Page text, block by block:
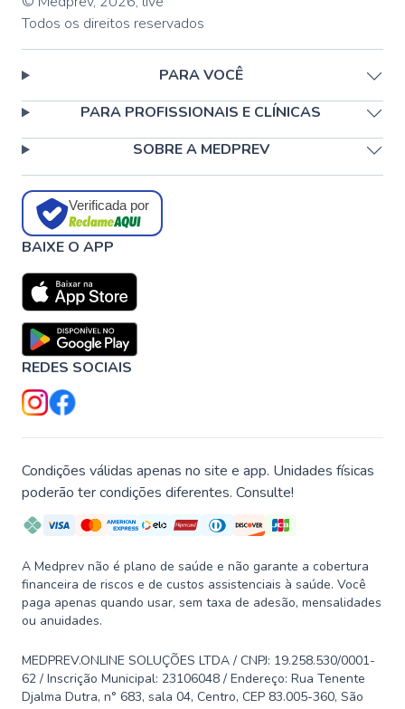
Todos os direitos reservados
PARA VOCÊ
PARA PROFISSIONAIS E CLÍNICAS
SOBRE A MEDPREV
Verificada por
BAIXE O APP
REDES SOCIAIS
Condições válidas apenas no site e app. Unidades físicas
poderão ter condições diferentes. Consulte!
A Medprev não é plano de saúde e não garante a cobertura
financeira de riscos e de custos assistenciais à saúde. Você
paga apenas quando usar, sem taxa de adesão, mensalidades
ou anuidades.
MEDPREV.ONLINE SOLUÇÕES LTDA / CNPJ: 19.258.530/0001-
62 / Inscrição Municipal: 23106048 / Endereço: Rua Tenente
Djalma Dutra, n° 683, sala 04, Centro, CEP 83.005-360, São